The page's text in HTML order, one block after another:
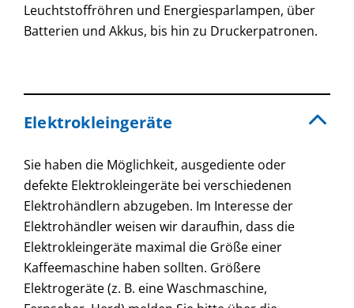
Leuchtstoffröhren und Energiesparlampen, über
Batterien und Akkus, bis hin zu Druckerpatronen.
Elektrokleingeräte
Sie haben die Möglichkeit, ausgediente oder
defekte Elektrokleingeräte bei verschiedenen
Elektrohändlern abzugeben. Im Interesse der
Elektrohändler weisen wir daraufhin, dass die
Elektrokleingeräte maximal die Größe einer
Kaffeemaschine haben sollten. Größere
Elektrogeräte (z. B. eine Waschmaschine,